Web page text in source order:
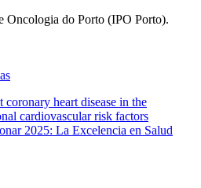
Oncologia do Porto (IPO Porto).
heart disease in the
cardiovascular risk factors
2025: La Excelencia en Salud